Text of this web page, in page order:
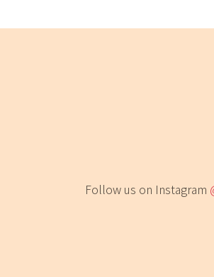
Follow us on Instagram